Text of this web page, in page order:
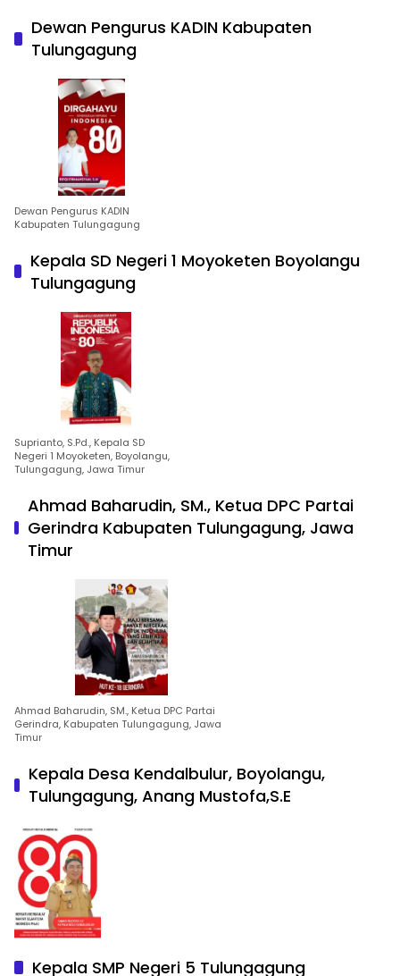
Dewan Pengurus KADIN Kabupaten
Tulungagung
Dewan Pengurus KADIN
Kabupaten Tulungagung
Kepala SD Negeri 1 Moyoketen Boyolangu
Tulungagung
Suprianto, S.Pd., Kepala SD
Negeri 1 Moyoketen, Boyolangu,
Tulungagung, Jawa Timur
Ahmad Baharudin, SM., Ketua DPC Partai
Gerindra Kabupaten Tulungagung, Jawa
Timur
Ahmad Baharudin, SM., Ketua DPC Partai
Gerindra, Kabupaten Tulungagung, Jawa
Timur
Kepala Desa Kendalbulur, Boyolangu,
Tulungagung, Anang Mustofa,S.E
Kepala SMP Negeri 5 Tulungagung